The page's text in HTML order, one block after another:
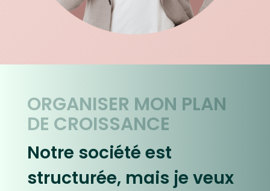
ORGANISER MON PLAN
DE CROISSANCE
Notre société est
structurée, mais je veux